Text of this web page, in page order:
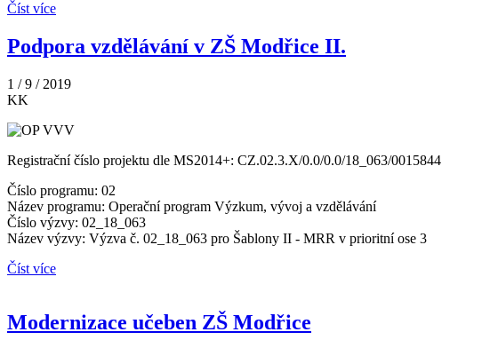
Číst více
Podpora vzdělávání v ZŠ Modřice II.
1 / 9 / 2019
KK
Registrační číslo projektu dle MS2014+: CZ.02.3.X/0.0/0.0/18_063/0015844
Číslo programu: 02
Název programu: Operační program Výzkum, vývoj a vzdělávání
Číslo výzvy: 02_18_063
Název výzvy: Výzva č. 02_18_063 pro Šablony II - MRR v prioritní ose 3
Číst více
Modernizace učeben ZŠ Modřice